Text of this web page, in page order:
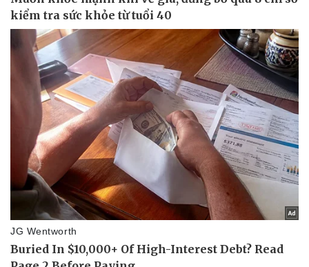
Doanh nghiệp
Thông tin doanh nghiệp
Doanh nghiệp 24h
Doanh nhân
Vì cộng đồng
Công nghệ
Sành điệu
Tin Công nghệ
Trải nghiệm
Chuyển đổi số